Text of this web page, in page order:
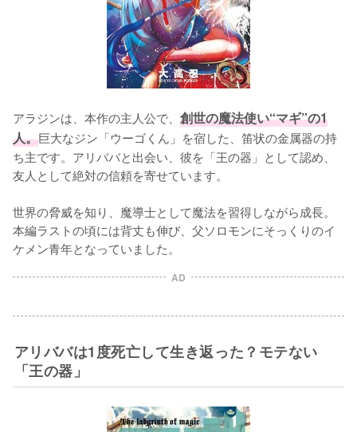
アラジンは、本作の主人公で、 創世の魔法使い“マギ”の1
人。巨大なジン「ウーゴくん」を宿した、笛状の金属器の持
ち主です。アリババと出会い、彼を「王の器」として認め、
友人として絶対の信頼を寄せています。
世界の脅威を知り、魔導士として魔法を習得しながら成長。
本編ラストの頃には背丈も伸び、父ソロモンにそっくりのイ
ケメン青年となっていました。
AD
アリババは1度死亡して生き返った？モテない
「王の器」